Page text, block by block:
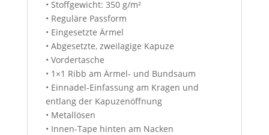
• Stoffgewicht: 350 g/m²
• Reguläre Passform
• Eingesetzte Ärmel
• Abgesetzte, zweilagige Kapuze
• Vordertasche
• 1×1 Ribb am Ärmel- und Bundsaum
• Einnadel-Einfassung am Kragen und
entlang der Kapuzenöffnung
• Metallösen
• Innen-Tape hinten am Nacken